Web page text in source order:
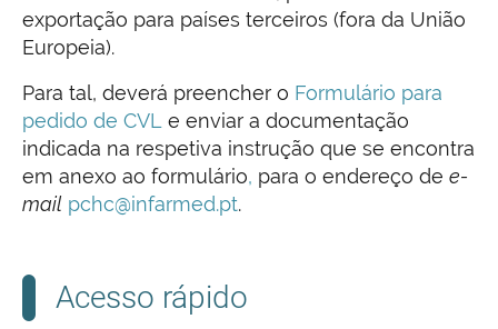
exportação para países terceiros (fora da União
Europeia).
Para tal, deverá preencher o Formulário para
pedido de CVL e enviar a documentação
indicada na respetiva instrução que se encontra
em anexo ao formulário, para o endereço de e-
mail pchc@infarmed.pt.
Acesso rápido